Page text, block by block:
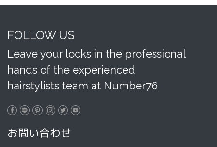
FOLLOW US
Leave your locks in the professional
hands of the experienced
hairstylists team at Number76
お問い合わせ